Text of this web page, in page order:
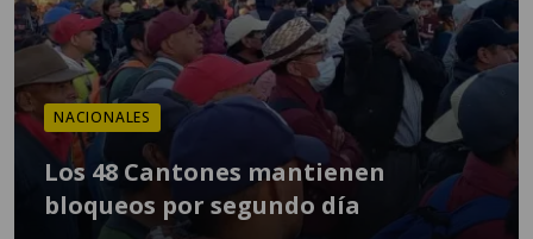
NACIONALES
Los 48 Cantones mantienen
bloqueos por segundo día